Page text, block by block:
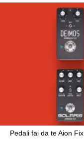
Pedali fai da te Aion Fix